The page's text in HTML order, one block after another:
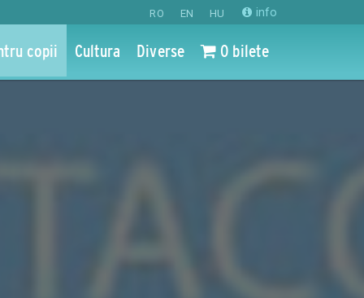
RO EN HU info
copii Cultura Diverse 0 bilete